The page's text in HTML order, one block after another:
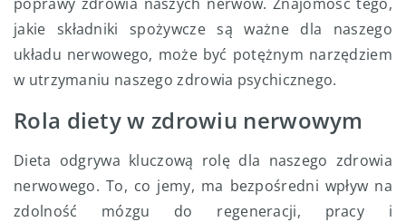
jakie składniki spożywcze są ważne dla naszego
układu nerwowego, może być potężnym narzędziem
w utrzymaniu naszego zdrowia psychicznego.
Rola diety w zdrowiu nerwowym
Dieta odgrywa kluczową rolę dla naszego zdrowia
nerwowego. To, co jemy, ma bezpośredni wpływ na
zdolność mózgu do regeneracji, pracy i